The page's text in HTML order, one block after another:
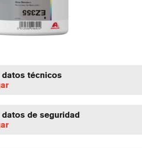
datos técnicos
de seguridad